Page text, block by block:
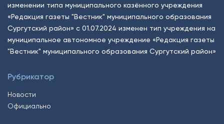
изменении типа муниципального казённого учреждения
«Редакция газеты "Вестник" муниципального образования
Сургутский район» с 01.07.2024 изменен тип учреждения на
муниципальное автономное учреждение «Редакция газеты
"Вестник" муниципального образования Сургутский район»
Рубрикатор
Новости
Официально